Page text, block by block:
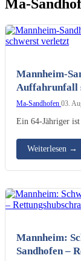
Ma-
Mannheim-
Auffahrunfall
Ma-Sandhofen 03.
Ein 64-Jähriger
Weiterlesen →
Mannheim:
Sandhofen –